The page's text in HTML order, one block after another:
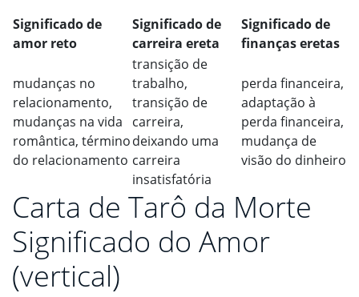
Significado de
amor reto
Significado de
carreira ereta
Significado de
finanças eretas
mudanças no
relacionamento,
mudanças na vida
romântica, término
do relacionamento
transição de
trabalho,
transição de
carreira,
deixando uma
carreira
insatisfatória
perda financeira,
adaptação à
perda financeira,
mudança de
visão do dinheiro
Carta de Tarô da Morte
Significado do Amor
(vertical)